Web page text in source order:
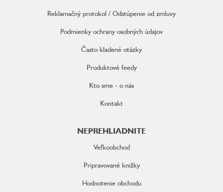
Reklamačný protokol / Odstúpenie od zmluvy
Podmienky ochrany osobných údajov
Často kladené otázky
Produktové feedy
Kto sme - o nás
Kontakt
NEPREHLIADNITE
Veľkoobchod
Pripravované knižky
Hodnotenie obchodu